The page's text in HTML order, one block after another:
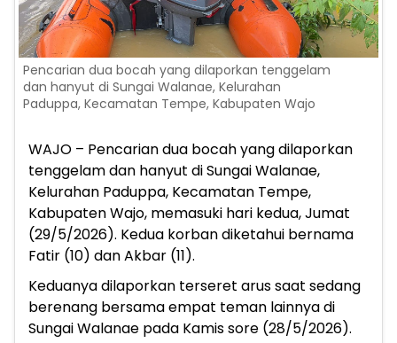
Pencarian dua bocah yang dilaporkan tenggelam
dan hanyut di Sungai Walanae, Kelurahan
Paduppa, Kecamatan Tempe, Kabupaten Wajo
WAJO – Pencarian dua bocah yang dilaporkan
tenggelam dan hanyut di Sungai Walanae,
Kelurahan Paduppa, Kecamatan Tempe,
Kabupaten Wajo, memasuki hari kedua, Jumat
(29/5/2026). Kedua korban diketahui bernama
Fatir (10) dan Akbar (11).
Keduanya dilaporkan terseret arus saat sedang
berenang bersama empat teman lainnya di
Sungai Walanae pada Kamis sore (28/5/2026).